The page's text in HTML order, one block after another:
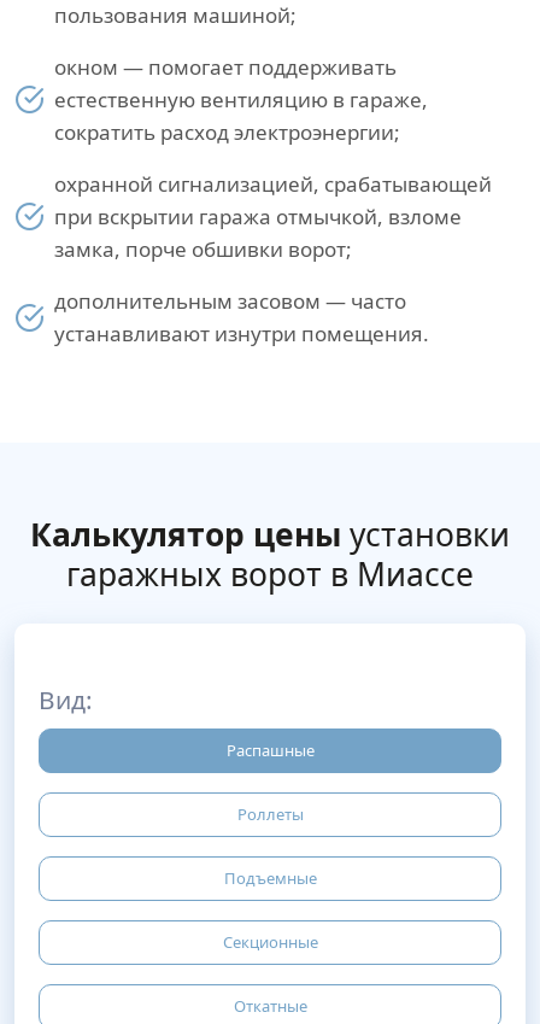
пользования машиной;
окном — помогает поддерживать
естественную вентиляцию в гараже,
сократить расход электроэнергии;
охранной сигнализацией, срабатывающей
при вскрытии гаража отмычкой, взломе
замка, порче обшивки ворот;
дополнительным засовом — часто
устанавливают изнутри помещения.
Калькулятор цены установки
гаражных ворот в Миассе
Вид:
Распашные
Роллеты
Подъемные
Секционные
Откатные